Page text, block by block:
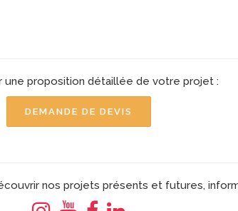
une proposition détaillée de votre projet :
DEMANDE DE DEVIS
nos projets présents et futures,